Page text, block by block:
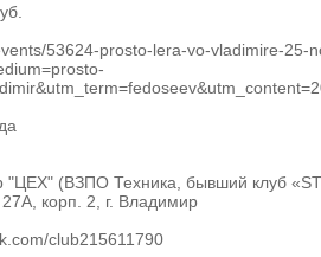
53624-prosto-lera-vo-vladimire-25-
"ЦЕХ" (ВЗПО Техника, бывший клуб
корп. 2, г. Владимир
club215611790